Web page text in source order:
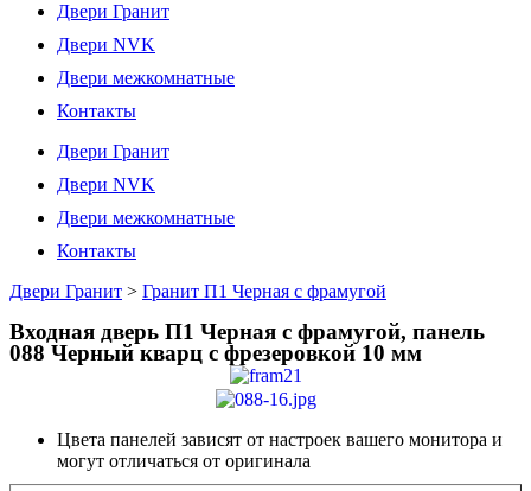
Двери Гранит
Двери NVK
Двери межкомнатные
Контакты
Двери Гранит
Двери NVK
Двери межкомнатные
Контакты
Двери Гранит > Гранит П1 Черная с фрамугой
Входная дверь П1 Черная с фрамугой, панель
088 Черный кварц с фрезеровкой 10 мм
Цвета панелей зависят от настроек вашего монитора и
могут отличаться от оригинала